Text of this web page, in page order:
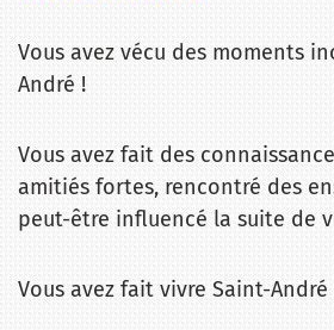
Vous avez vécu des moments
André !
Vous avez fait des
amitiés fortes, rencontré des
peut-être influencé la suite de
Vous avez fait vivre Saint-